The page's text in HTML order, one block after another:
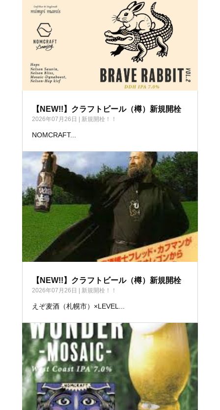
【NEW!!】クラフトビール（樽）新規開栓
2026年07月26日 | 新規開栓！！
NOMCRAFT...
【NEW!!】クラフトビール（樽）新規開栓
2026年07月26日 | 新規開栓！！
えぞ麦酒（札幌市）×LEVEL...